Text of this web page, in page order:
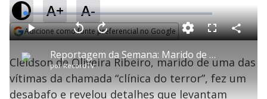
A+ A-
Adicione como fonte preferencial no Google
P Reportagem da Semana: Marido de uma das vítimas da "clínica do terror" revela detalhes sobre morte da esposa
porRecordTV
P V
l
t
a
r
0
e
g
A
n
ç
a
1
s
e
L
o
a
d
e
:
1
.
4
5
%
F
l
s
c
r
e
n
C
o
a
i
l
Cleidson de Oliveira Ribeiro, marido de uma das
vítimas da chamada “clínica do terror”, fez um
desabafo e revelou detalhes que levantam